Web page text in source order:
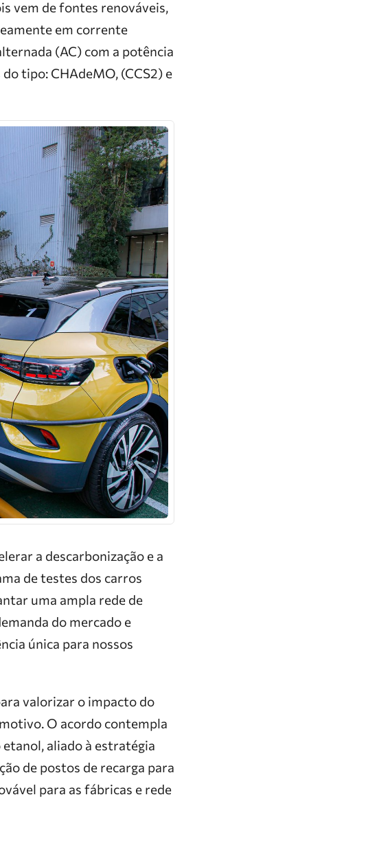
vem de fontes renováveis,
em corrente
(AC) com a potência
tipo: CHAdeMO, (CCS2) e
a descarbonização e a
de testes dos carros
uma ampla rede de
do mercado e
única para nossos
valorizar o impacto do
O acordo contempla
aliado à estratégia
de postos de recarga para
para as fábricas e rede